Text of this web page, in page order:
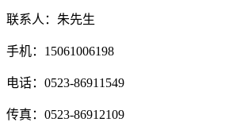
联系人：朱先生
手机：15061006198
电话：0523-86911549
传真：0523-86912109